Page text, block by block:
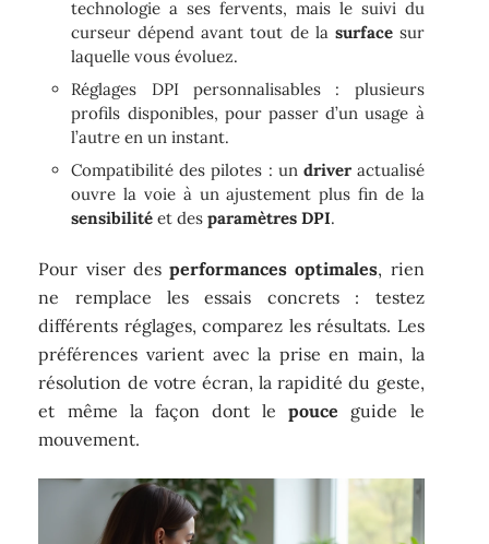
technologie a ses fervents, mais le suivi du
curseur dépend avant tout de la surfacesur
laquelle vous évoluez.
Réglages DPI personnalisables : plusieurs
profils disponibles, pour passer d’un usage à
l’autre en un instant.
Compatibilité des pilotes : un driveractualisé
ouvre la voie à un ajustement plus fin de la
sensibilité et desparamètres DPI.
Pour viser desperformances optimales, rien
ne remplace les essais concrets : testez
différents réglages, comparez les résultats. Les
préférences varient avec la prise en main, la
résolution de votre écran, la rapidité du geste,
et même la façon dont lepouce guide le
mouvement.